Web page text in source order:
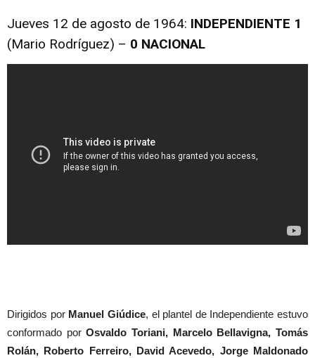
Jueves 12 de agosto de 1964: INDEPENDIENTE 1
(Mario Rodríguez) – 0 NACIONAL
Dirigidos por Manuel Giúdice, el plantel de Independiente estuvo
conformado porOsvaldo Toriani, Marcelo Bellavigna, Tomás
Rolán, Roberto Ferreiro, David Acevedo, Jorge Maldonado